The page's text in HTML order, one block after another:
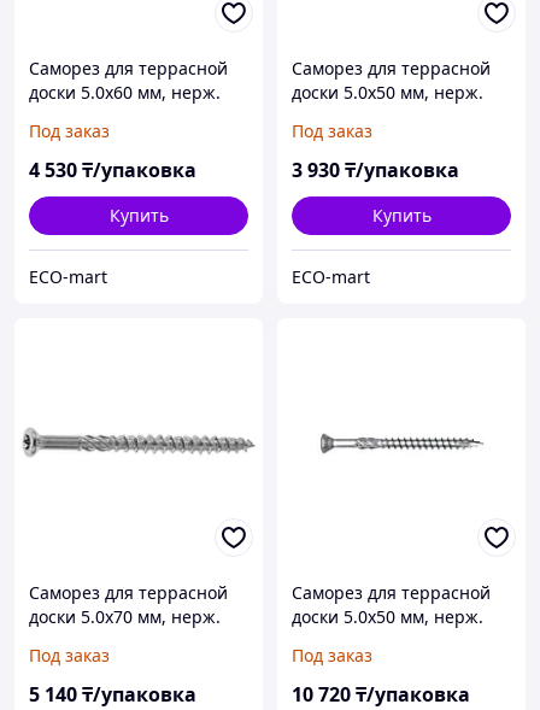
Саморез для террасной
доски 5.0х60 мм, нерж.
(50 шт в пласт. конт.)
STARFIX
Под заказ
4 530₸/упаковка
Купить
ECO-mart
Саморез для террасной
доски 5.0х50 мм, нерж.
(50 шт в пласт. конт.)
STARFIX
Под заказ
3 930₸/упаковка
Купить
ECO-mart
Саморез для террасной
доски 5.0х70 мм, нерж.
(50 шт в пласт. конт.)
STARFIX
Под заказ
5 140₸/упаковка
Саморез для террасной
доски 5.0х50 мм, нерж.
(200 шт в карт. уп.)
STARFIX
Под заказ
10 720₸/упаковка